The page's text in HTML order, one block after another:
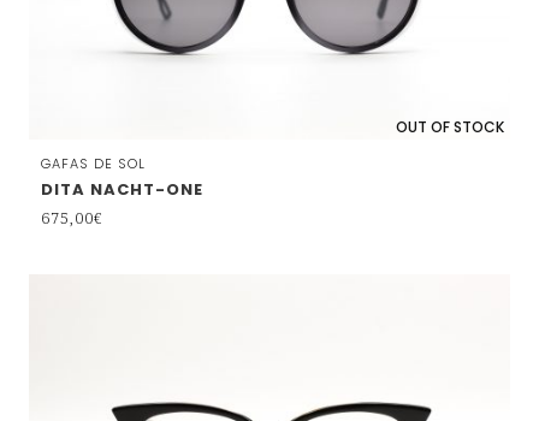
OUT OF STOCK
GAFAS DE SOL
DITA NACHT-ONE
675,00€